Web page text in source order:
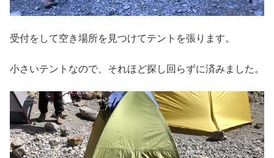
受付をして空き場所を見つけてテントを張ります。
小さいテントなので、それほど探し回らずに済みました。